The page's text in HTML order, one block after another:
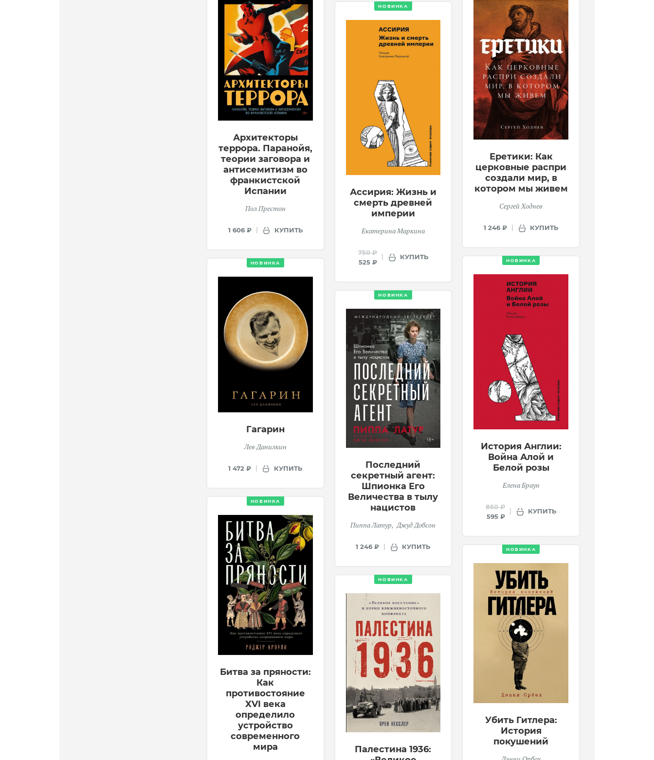
Архитекторы
террора. Паранойя,
теории заговора и
антисемитизм во
франкистской
Испании
Пол Престон
1 606 ₽ КУПИТЬ
Еретики: Как
церковные распри
создали мир, в
котором мы живем
Сергей Ходнев
1 246 ₽ КУПИТЬ
НОВИНКА
Ассирия: Жизнь и
смерть древней
империи
Екатерина Маркина
750 ₽
525 ₽
КУПИТЬ НОВИНКА
История Англии:
Война Алой и
Белой розы
Елена Браун
850 ₽
595 ₽
КУПИТЬ
НОВИНКА
Гагарин
Лев Данилкин
1 472 ₽ КУПИТЬ
НОВИНКА
Последний
секретный агент:
Шпионка Его
Величества в тылу
нацистов
Пиппа Латур Джуд Добсон
1 246 ₽ КУПИТЬ
НОВИНКА
Битва за пряности:
Как
противостояние
XVI века
определило
устройство
современного
мира
НОВИНКА
Убить Гитлера:
История
покушений
НОВИНКА
Палестина 1936: